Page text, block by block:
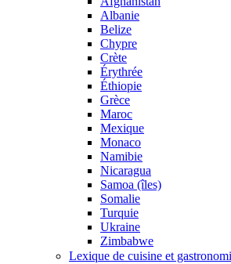
Albanie
Belize
Chypre
Crète
Érythrée
Éthiopie
Grèce
Maroc
Mexique
Monaco
Namibie
Nicaragua
Samoa (îles)
Somalie
Turquie
Ukraine
Zimbabwe
Lexique de cuisine et